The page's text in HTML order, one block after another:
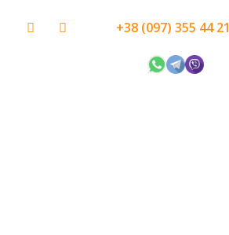
+38 (097) 355 44 21